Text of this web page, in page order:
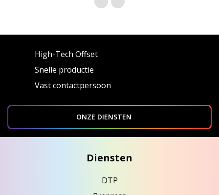
High-Tech Offset
Snelle productie
Vast contactpersoon
ONZE DIENSTEN
Diensten
DTP